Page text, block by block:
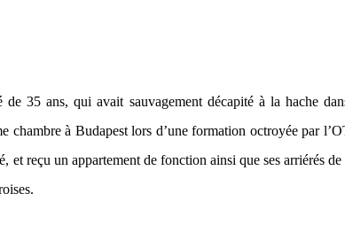
35 ans, qui avait sauvagement décapité à la hache
chambre à Budapest lors d’une formation octroyée par
et reçu un appartement de fonction ainsi que ses arriérés de